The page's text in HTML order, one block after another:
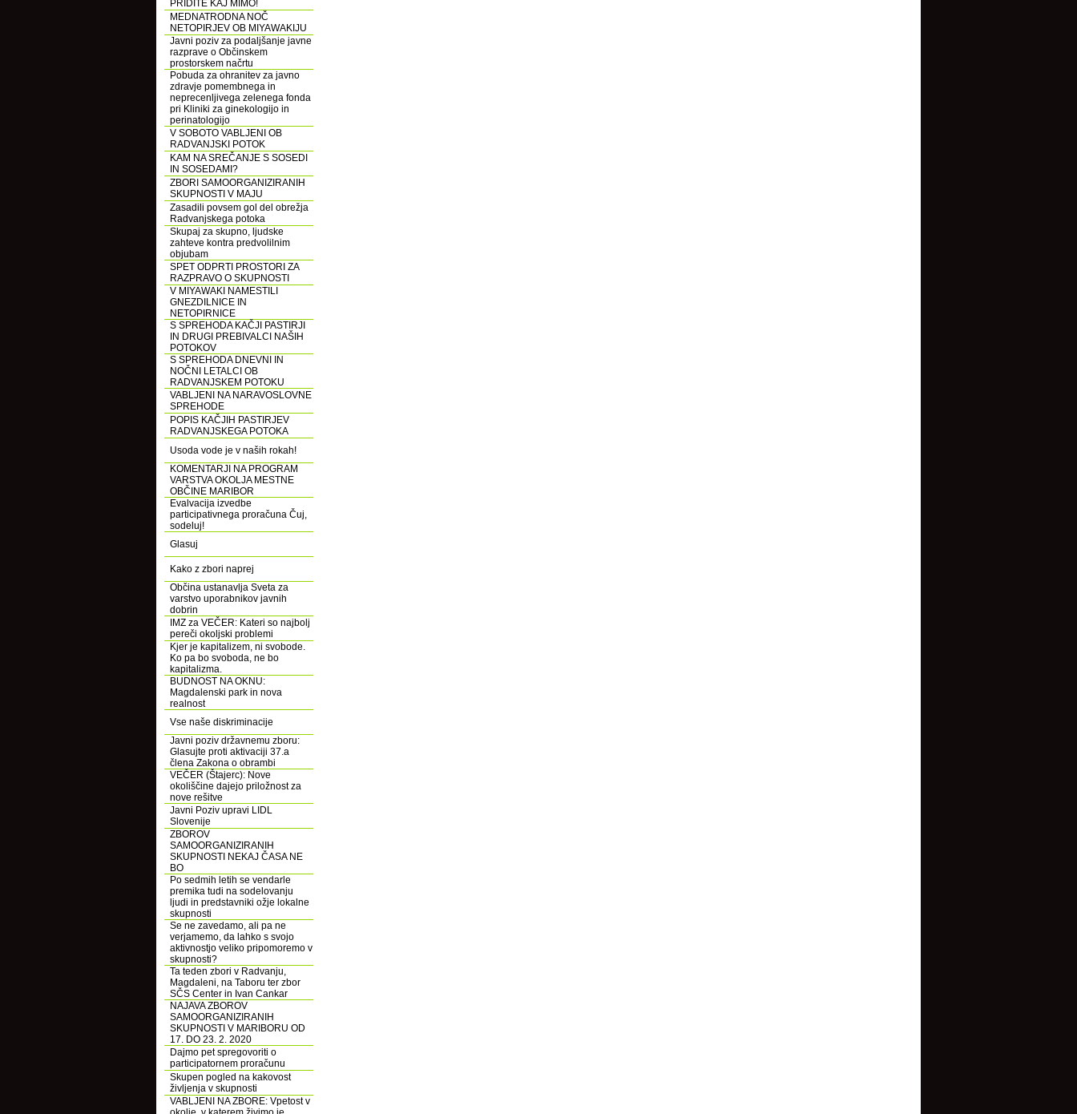
PRIDITE KAJ MIMO!
MEDNATRODNA NOČ
NETOPIRJEV OB MIYAWAKIJU
Javni poziv za podaljšanje javne
razprave o Občinskem
prostorskem načrtu
Pobuda za ohranitev za javno
zdravje pomembnega in
neprecenljivega zelenega fonda
pri Kliniki za ginekologijo in
perinatologijo
V SOBOTO VABLJENI OB
RADVANJSKI POTOK
KAM NA SREČANJE S SOSEDI
IN SOSEDAMI?
ZBORI SAMOORGANIZIRANIH
SKUPNOSTI V MAJU
Zasadili povsem gol del obrežja
Radvanjskega potoka
Skupaj za skupno, ljudske
zahteve kontra predvolilnim
objubam
SPET ODPRTI PROSTORI ZA
RAZPRAVO O SKUPNOSTI
V MIYAWAKI NAMESTILI
GNEZDILNICE IN
NETOPIRNICE
S SPREHODA KAČJI PASTIRJI
IN DRUGI PREBIVALCI NAŠIH
POTOKOV
S SPREHODA DNEVNI IN
NOČNI LETALCI OB
RADVANJSKEM POTOKU
VABLJENI NA NARAVOSLOVNE
SPREHODE
POPIS KAČJIH PASTIRJEV
RADVANJSKEGA POTOKA
Usoda vode je v naših rokah!
KOMENTARJI NA PROGRAM
VARSTVA OKOLJA MESTNE
OBČINE MARIBOR
Evalvacija izvedbe
participativnega proračuna Čuj,
sodeluj!
Glasuj
Kako z zbori naprej
Občina ustanavlja Sveta za
varstvo uporabnikov javnih
dobrin
IMZ za VEČER: Kateri so najbolj
pereči okoljski problemi
Kjer je kapitalizem, ni svobode.
Ko pa bo svoboda, ne bo
kapitalizma.
BUDNOST NA OKNU:
Magdalenski park in nova
realnost
Vse naše diskriminacije
Javni poziv državnemu zboru:
Glasujte proti aktivaciji 37.a
člena Zakona o obrambi
VEČER (Štajerc): Nove
okoliščine dajejo priložnost za
nove rešitve
Javni Poziv upravi LIDL
Slovenije
ZBOROV
SAMOORGANIZIRANIH
SKUPNOSTI NEKAJ ČASA NE
BO
Po sedmih letih se vendarle
premika tudi na sodelovanju
ljudi in predstavniki ožje lokalne
skupnosti
Se ne zavedamo, ali pa ne
verjamemo, da lahko s svojo
aktivnostjo veliko pripomoremo v
skupnosti?
Ta teden zbori v Radvanju,
Magdaleni, na Taboru ter zbor
SČS Center in Ivan Cankar
NAJAVA ZBOROV
SAMOORGANIZIRANIH
SKUPNOSTI V MARIBORU OD
17. DO 23. 2. 2020
Dajmo pet spregovoriti o
participatornem proračunu
Skupen pogled na kakovost
življenja v skupnosti
VABLJENI NA ZBORE: Vpetost v